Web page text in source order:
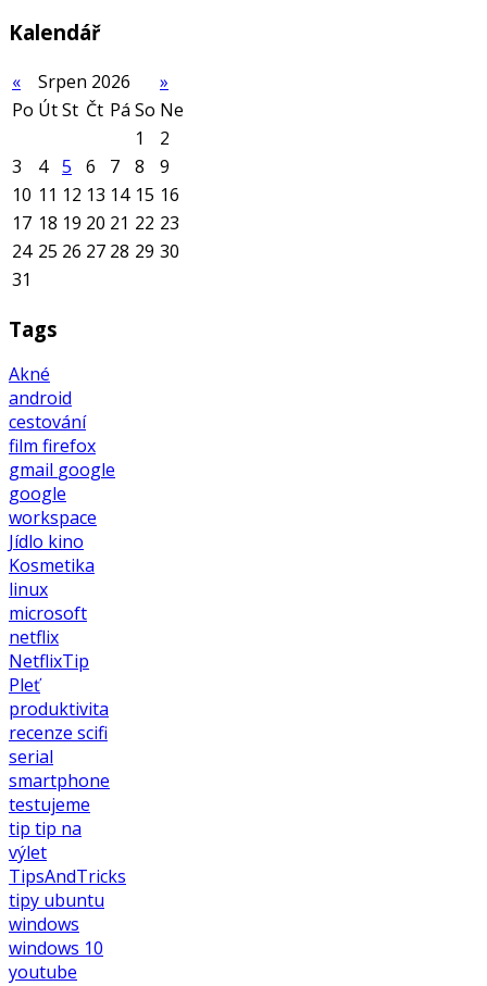
Kalendář
« Srpen 2026
»
Po ÚtSt Čt Pá So Ne
1
2
3
4 5 6 7 8
9
10 11 12 13 14 15 16
17 18 19 20 21 22 23
24 25 26 27 28 29 30
31
Tags
Akné
android
cestování
film firefox
gmail google
google
workspace
Jídlo kino
Kosmetika
linux
microsoft
netflix
NetflixTip
Pleť
produktivita
recenze scifi
serial
smartphone
testujeme
tip tip na
výlet
TipsAndTricks
tipy ubuntu
windows
windows 10
youtube